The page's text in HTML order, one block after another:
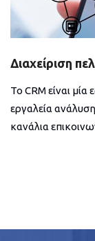
Διαχείριση
Το CRM είναι
εργαλεία
κανάλια